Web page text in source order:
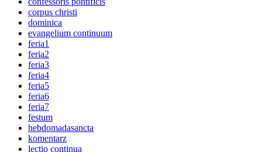
corpus christi
dominica
evangelium continuum
feria1
feria2
feria3
feria4
feria5
feria6
feria7
festum
hebdomadasancta
komentarz
lectio continua